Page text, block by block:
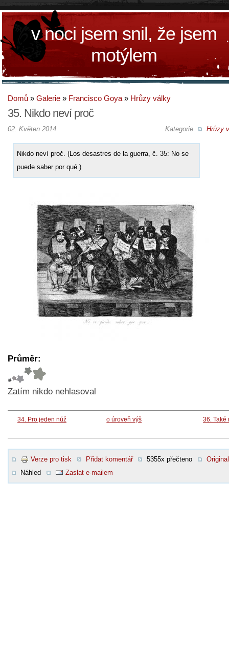
v noci jsem snil, že jsem
motýlem
Domů » Galerie » Francisco Goya » Hrůzy války
35. Nikdo neví proč
Kategorie Hrůzy
02. Květen 2014
Nikdo neví proč. (Los desastres de la guerra, č. 35: No se
puede saber por qué.)
Průměr:
Zatím nikdo nehlasoval
34. Pro jeden nůž o úroveň výš 36. Také
Verze pro tisk Přidat komentář 5355x přečteno
Original
Náhled
Zaslat e-mailem